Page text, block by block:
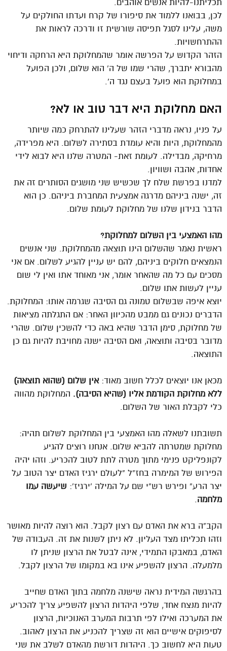
תכליתנו-להיות אנשים אוהבים.
לכן, בבואנו ללמוד את סיפורו של קרח ועדתו החולקים על
משה, עלינו לסגל תפיסה שורשית זו ודרכה לראות את
ההתרחשויות.
הזהר הקדוש על הפרשה אומר שהמחלוקת היא הרחקה ודיחוי
מהבורא יתברך, שהרי שמו של ה’ הוא שלום, ולכן הפועל
במחלוקת הוא פועל בעצם נגד ה’.
האם מחלוקת היא דבר טוב או לא?
על פניו, נראה מדברי הזהר שעלינו להתרחק כמה שיותר
מהמחלוקת, היות והיא עומדת בסתירה לשלום. היא מפרידה,
מרחיקה, מבדילה. לעומת זאת- המטרה שלנו היא לבוא לידי
אחדות, אהבה ושוויון.
למדנו בפרשת שלח לך שכשיש שני מושגים הסותרים זה את
זה, ישנה ביניהם מדרגה אמצעית המחברת ביניהם. כן הוא
הדבר בנידון שלנו של מחלוקת לעומת שלום.
מהו האמצעי בין השלום למחלוקת?
ראשית נאמר שהשלום הינו תוצאה מהמחלוקת. שני אנשים
הנמצאים חלוקים ביניהם, להם יש עניין להגיע לשלום. אם אני
מסכים עם כל מה שהאחר אומר, אני מאוחד אתו ואין לי שום
עניין לעשות אתו שלום.
יוצא איפה שבשלום טמונה גם הסיבה שגרמה אותו: המחלוקת.
הדברים נכונים גם ממבט מהכיוון האחר: אם התגלתה מציאות
של מחלוקת, סימן הדבר שהיא באה כדי להשכין שלום. שהרי
מדובר בסיבה ותוצאה, ואם הסיבה ישנה מחויבת להיות גם כן
התוצאה.
מכאן אנו יוצאים לכלל חשוב מאוד:אין שלום (שהוא תוצאה)
ללא מחלוקת הקודמת אליו (שהיא הסיבה). המחלוקת מהווה
כלי לקבלת האור של השלום.
תשובתנו לשאלה מהו האמצעי בין המחלוקת לשלום תהיה:
מחלוקת שמטרתה להביא שלום. אנחנו רוצים להגיע
לקונפליקט פנימי מתוך מטרה לתת לטוב להכריע. וזהו יהיה
הפירוש של המימרה בחז”ל “לעולם ירגיז האדם יצר הטוב על
יצר הרע” ופירש רש”י שם על המילה ‘ירגיז’: שיעשה עמו
מלחמה.
הקב”ה ברא את האדם עם רצון לקבל. הוא רוצה להיות מאושר
וזהו תכליתו מצד העליון. לא ניתן לשנות את זה. העבודה של
האדם, במאבקו התמידי, אינה לבטל את הרצון שניתן לו
מלמעלה. הרצון להשפיע אינו בא במקומו של הרצון לקבל.
בהרגשה המידית נראה שישנה מלחמה בתוך האדם שחייב
להיות מנצח אחד, שלפי היהדות הרצון להשפיע צריך להכריע
את המערכה ואילו לפי תרבות המערב האנוכיות, הרצון
לסיפוקים אישיים הוא זה שצריך להכניע את הרצון לאהוב.
טעות היא לחשוב כך. היהדות דורשת מהאדם לשלב את שני